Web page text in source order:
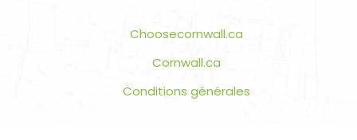
Choosecornwall.ca
Cornwall.ca
Conditions générales